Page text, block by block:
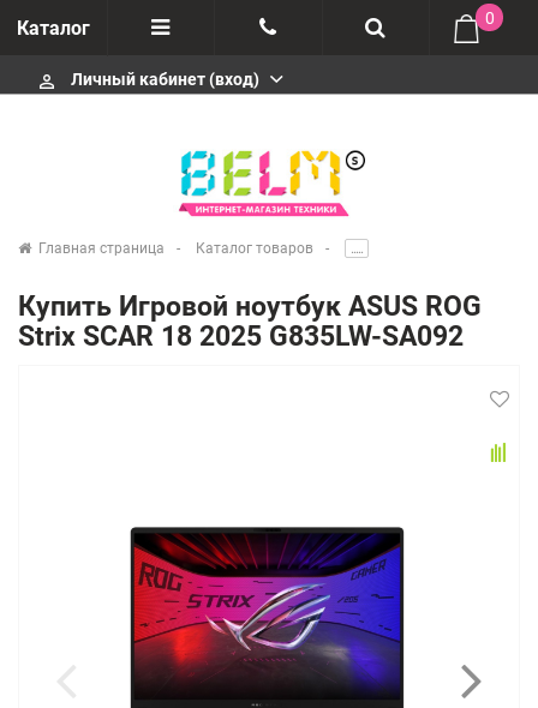
Каталог
Отзывы
Сервисные центры
+74952666992
0
perm_identity Личный кабинет (вход)
Главная страница Каталог товаров .....
Купить Игровой ноутбук ASUS ROG
Strix SCAR 18 2025 G835LW-SA092